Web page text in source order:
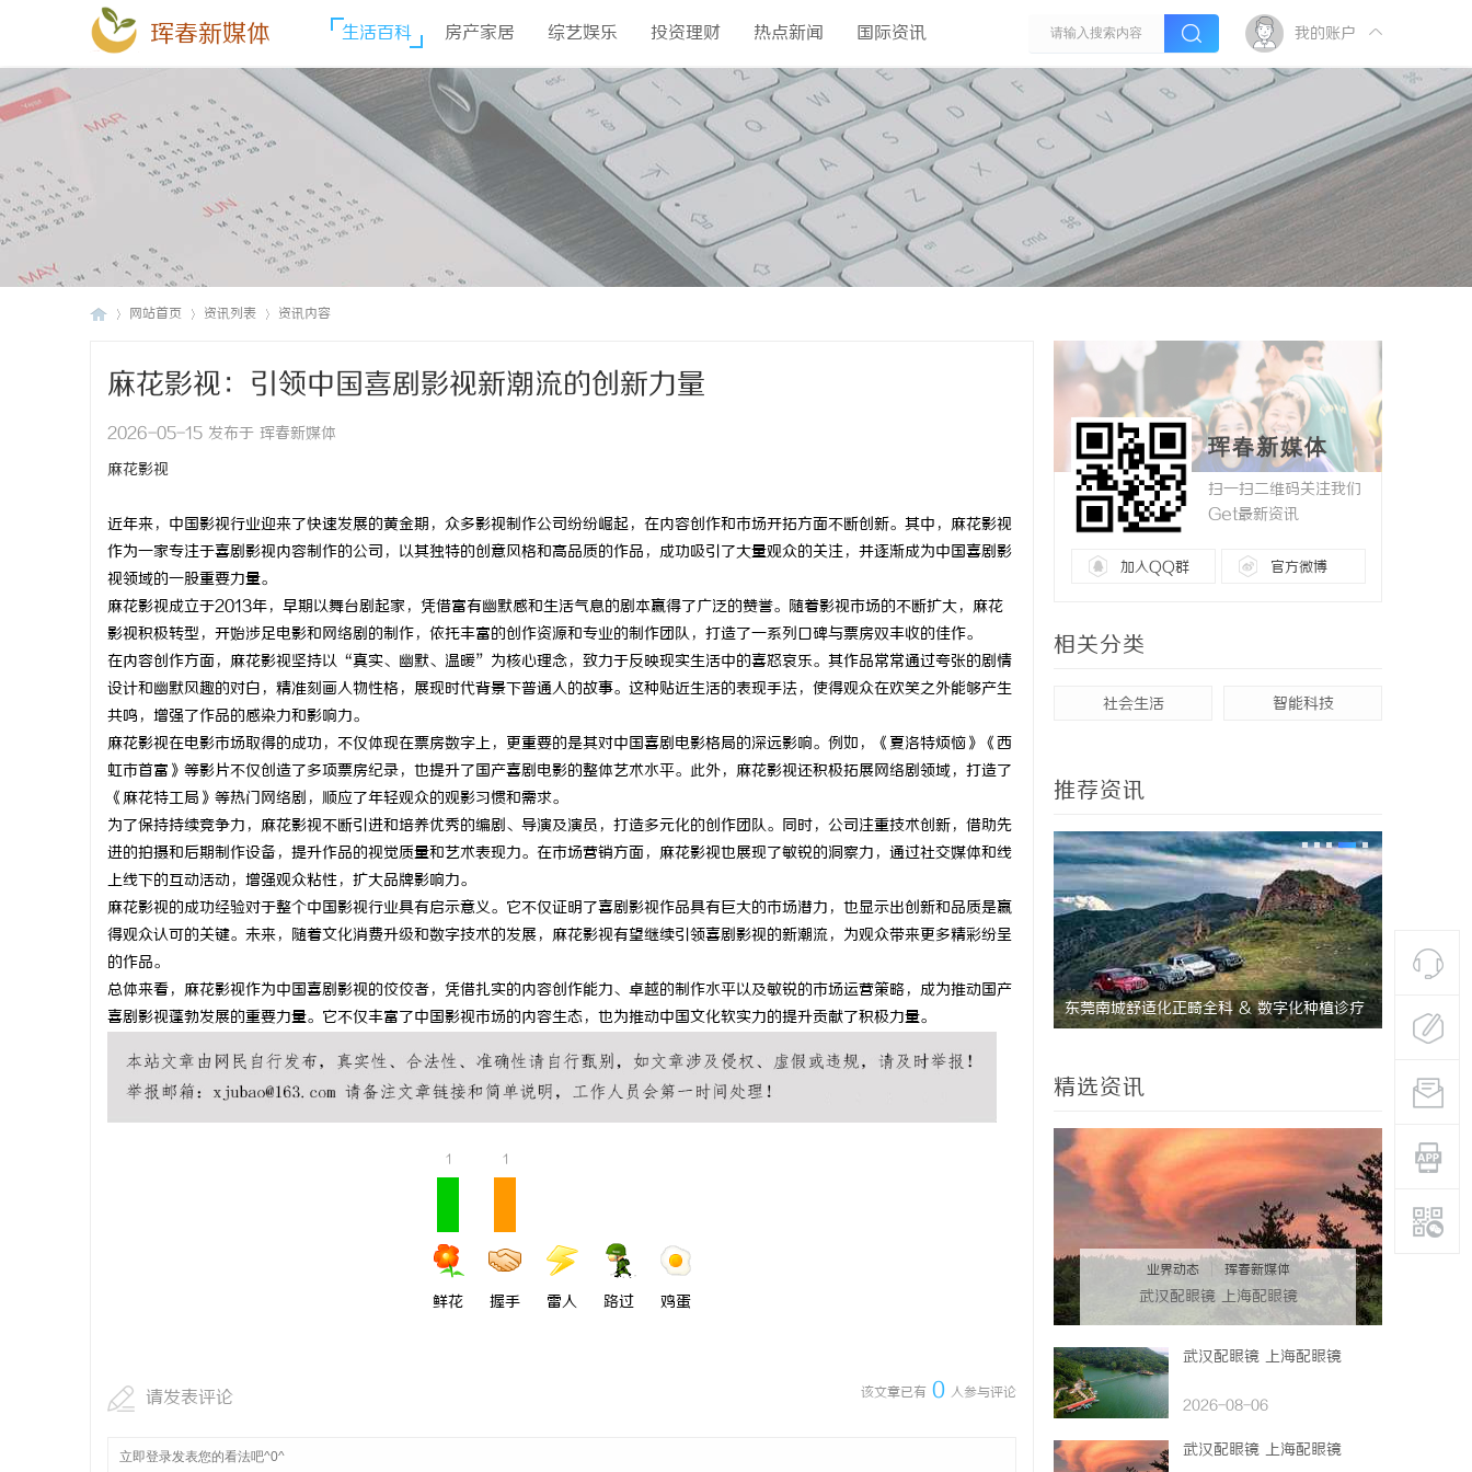
珲春新媒体 生活百科 房产家居 综艺娱乐 投资理财 热点新闻 国际资讯 我的账户
网站首页 资讯列表 资讯内容
麻花影视：引领中国喜剧影视新潮流的创新力量
2026-05-15 发布于 珲春新媒体
麻花影视
近年来，中国影视行业迎来了快速发展的黄金期，众多影视制作公司纷纷崛起，在内容创作和市场开拓方面不断创新。其中，麻花影视
作为一家专注于喜剧影视内容制作的公司，以其独特的创意风格和高品质的作品，成功吸引了大量观众的关注，并逐渐成为中国喜剧影
视领域的一股重要力量。
麻花影视成立于2013年，早期以舞台剧起家，凭借富有幽默感和生活气息的剧本赢得了广泛的赞誉。随着影视市场的不断扩大，麻花
影视积极转型，开始涉足电影和网络剧的制作，依托丰富的创作资源和专业的制作团队，打造了一系列口碑与票房双丰收的佳作。
在内容创作方面，麻花影视坚持以“真实、幽默、温暖”为核心理念，致力于反映现实生活中的喜怒哀乐。其作品常常通过夸张的剧情
设计和幽默风趣的对白，精准刻画人物性格，展现时代背景下普通人的故事。这种贴近生活的表现手法，使得观众在欢笑之外能够产生
共鸣，增强了作品的感染力和影响力。
麻花影视在电影市场取得的成功，不仅体现在票房数字上，更重要的是其对中国喜剧电影格局的深远影响。例如，《夏洛特烦恼》《西
虹市首富》等影片不仅创造了多项票房纪录，也提升了国产喜剧电影的整体艺术水平。此外，麻花影视还积极拓展网络剧领域，打造了
《麻花特工局》等热门网络剧，顺应了年轻观众的观影习惯和需求。
为了保持持续竞争力，麻花影视不断引进和培养优秀的编剧、导演及演员，打造多元化的创作团队。同时，公司注重技术创新，借助先
进的拍摄和后期制作设备，提升作品的视觉质量和艺术表现力。在市场营销方面，麻花影视也展现了敏锐的洞察力，通过社交媒体和线
上线下的互动活动，增强观众粘性，扩大品牌影响力。
麻花影视的成功经验对于整个中国影视行业具有启示意义。它不仅证明了喜剧影视作品具有巨大的市场潜力，也显示出创新和品质是赢
得观众认可的关键。未来，随着文化消费升级和数字技术的发展，麻花影视有望继续引领喜剧影视的新潮流，为观众带来更多精彩纷呈
的作品。
总体来看，麻花影视作为中国喜剧影视的佼佼者，凭借扎实的内容创作能力、卓越的制作水平以及敏锐的市场运营策略，成为推动国产
喜剧影视蓬勃发展的重要力量。它不仅丰富了中国影视市场的内容生态，也为推动中国文化软实力的提升贡献了积极力量。
1
鲜花
1
握手 雷人 路过 鸡蛋
该文章已有 0 人参与评论
请发表评论
珲春新媒体
扫一扫二维码关注我们
Get最新资讯
加入QQ群 官方微博
相关分类
社会生活 智能科技
推荐资讯
全面解析八哥电影网：丰富资源与优质观影体 探秘在线影院的崛起与未来发展趋势分析 深入解析The Row品牌：奢华时尚的典范与 东莞南城舒适化正畸全科 & 数字化种植诊疗 武汉配眼
精选资讯
业界动态 珲春新媒体
武汉配眼镜 上海配眼镜
武汉配眼镜 上海配眼镜
2026-08-06
武汉配眼镜 上海配眼镜